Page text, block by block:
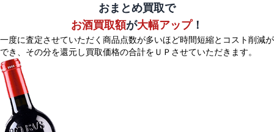
おまとめ買取で
お酒買取額が大幅アップ！
一度に査定させていただく商品点数が多いほど時間短縮とコスト削減が
でき、 その分を還元し買取価格の合計をＵＰさせていただきます。